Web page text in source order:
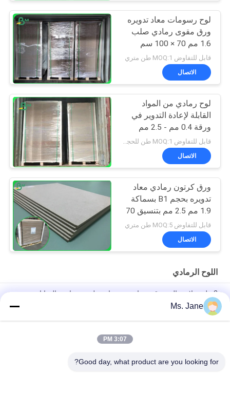
لوح رسومات معاد تدويره
ورق مقوى رمادي صلب
1.6 مم 70 × 100 سم
قابل للتفاوض MOQ:1 طن متري
الاتصال
لوح رمادي من المواد
القابلة لإعادة التدوير في
ورقة 0.4 مم - 2.5 مم
لمجلدات الحلقة
الاتصال
ورق كرتون رمادي معاد
تدويره بحجم B1 بسماكة
1.9 مم 2.5 مم بتنسيق 70
* 100 سم
قابل للتفاوض MOQ:5 طن متري
الاتصال
اللوح الرمادي
2 ملم صلابة عالية ورقية رمادية من جانبين لصنع صناديق الهدايا
أحجية الصور المقطوعة ذات اللون الأزرق بالكامل من الورق المقوى
مقاس 1.5 مم من ورق اللوح الأزرق
Ms. Jane
3:07 PM
Good day, what product are you looking for?